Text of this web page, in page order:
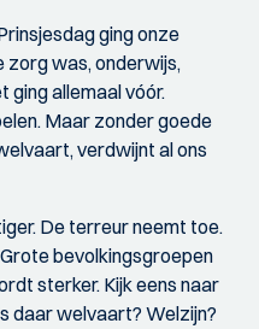
ging onze
zorg was, onderwijs,
ging allemaal vóór.
Maar zonder goede
verdwijnt al ons
De terreur neemt toe.
bevolkingsgroepen
sterker. Kijk eens naar
daar welvaart? Welzijn?